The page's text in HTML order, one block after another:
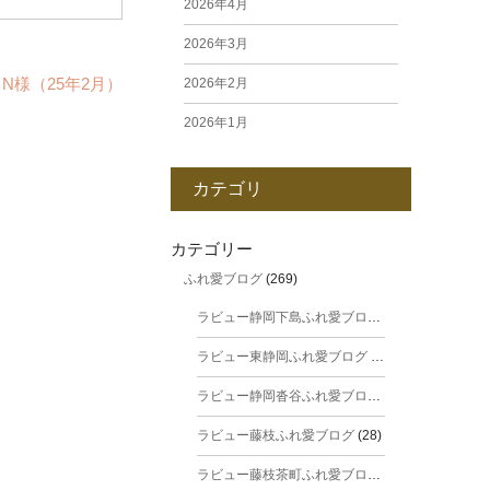
様（25年2月）
2026年4月
2026年3月
2026年2月
2026年1月
2025年11月
2025年10月
2025年9月
2025年8月
2025年7月
2025年6月
2025年5月
2025年4月
カテゴリ
カテゴリー
ふれ愛ブログ (269)
ラビュー静岡下島ふれ愛ブログ
ラビュー東静岡ふれ愛ブログ
ラビュー静岡沓谷ふれ愛ブログ
ラビュー藤枝ふれ愛ブログ (28)
ラビュー藤枝茶町ふれ愛ブログ